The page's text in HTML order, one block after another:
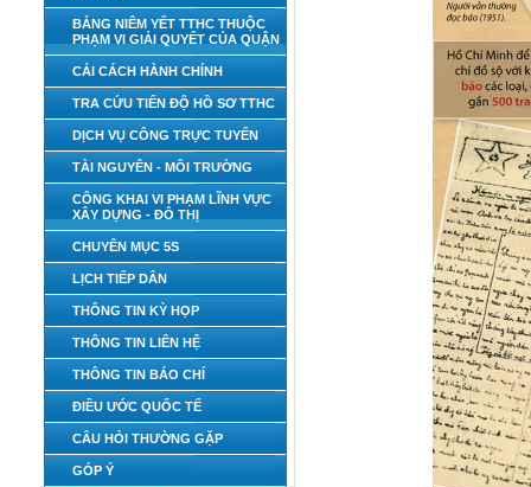
BẢNG NIÊM YẾT TTHC THUỘC
PHẠM VI GIẢI QUYẾT CỦA QUẬN
CẢI CÁCH HÀNH CHÍNH
TRA CỨU TIẾN ĐỘ HỒ SƠ TTHC
DỊCH VỤ CÔNG TRỰC TUYẾN
TÀI NGUYÊN - MÔI TRƯỜNG
CÔNG KHAI VI PHẠM LĨNH VỰC
XÂY DỰNG - ĐÔ THỊ
CHUYÊN MỤC 5S
LỊCH TIẾP DÂN
THÔNG TIN KỲ HỌP
THÔNG TIN LIÊN HỆ
THÔNG TIN BÁO CHÍ
ĐIỀU ƯỚC QUỐC TẾ
CÂU HỎI THƯỜNG GẶP
GÓP Ý